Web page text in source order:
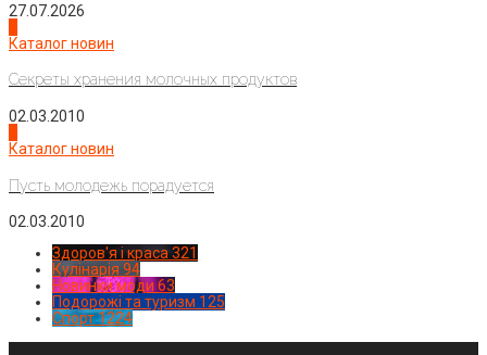
27.07.2026
Каталог новин
Секреты хранения молочных продуктов
02.03.2010
Каталог новин
Пусть молодежь порадуется
02.03.2010
Здоров'я і краса 321
Кулінарія 94
Новинки моди 63
Подорожі та туризм 125
Спорт1224